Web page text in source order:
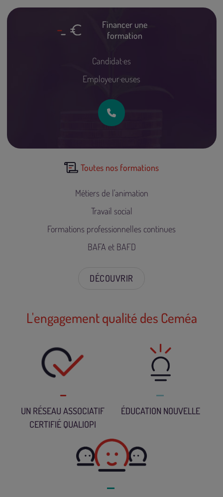
Financer une
formation
Candidat·es
Employeur·euses
Toutes nos formations
Métiers de l'animation
Travail social
Formations professionnelles continues
BAFA et BAFD
DÉCOUVRIR
L'engagement qualité des Ceméa
UN RÉSEAU ASSOCIATIF
CERTIFIÉ QUALIOPI
ÉDUCATION NOUVELLE